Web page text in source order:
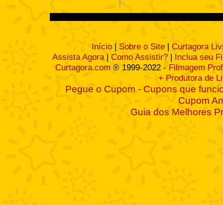
Início | Sobre o Site | Curtagora
Assista Agora| Como Assistir? | Inclua seu
Curtagora.com ® 1999-2022 - Filmagem
+ Produtora de
Pegue o Cupom - Cupons que
Cupom
Guia dos Melhores